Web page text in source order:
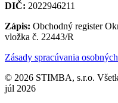
DIČ: 2022946211
Zápis: Obchodný register
vložka č. 22443/R
Zásady spracúvania
© 2026 STIMBA, s.r.o.
júl 2026